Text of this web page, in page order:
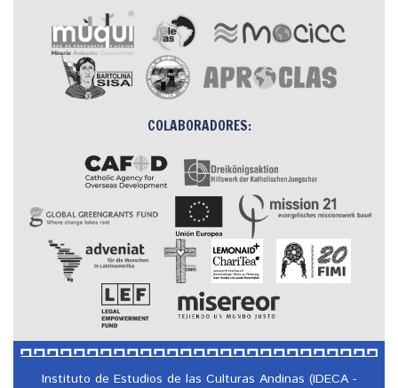
COLABORADORES:
Instituto de Estudios de las Culturas Andinas (IDECA -